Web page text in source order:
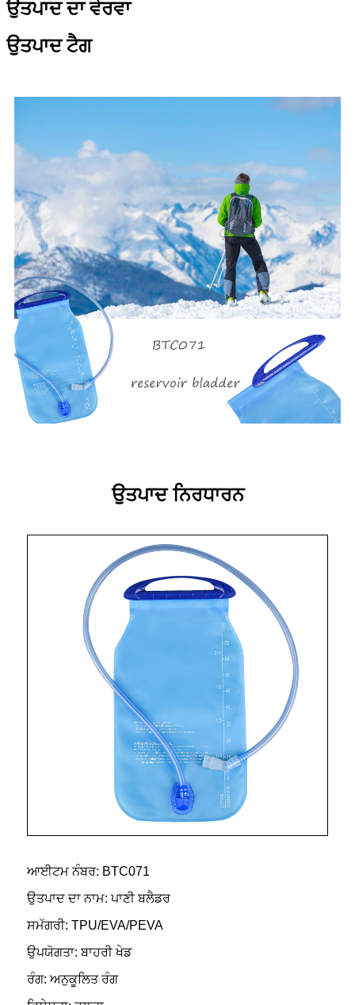
ਉਤਪਾਦ ਦਾ ਵੇਰਵਾ
ਉਤਪਾਦ ਟੈਗ
ਉਤਪਾਦ ਨਿਰਧਾਰਨ
ਆਈਟਮ ਨੰਬਰ: BTC071
ਉਤਪਾਦ ਦਾ ਨਾਮ: ਪਾਣੀ ਬਲੈਡਰ
ਸਮੱਗਰੀ: TPU/EVA/PEVA
ਉਪਯੋਗਤਾ: ਬਾਹਰੀ ਖੇਡ
ਰੰਗ: ਅਨੁਕੂਲਿਤ ਰੰਗ